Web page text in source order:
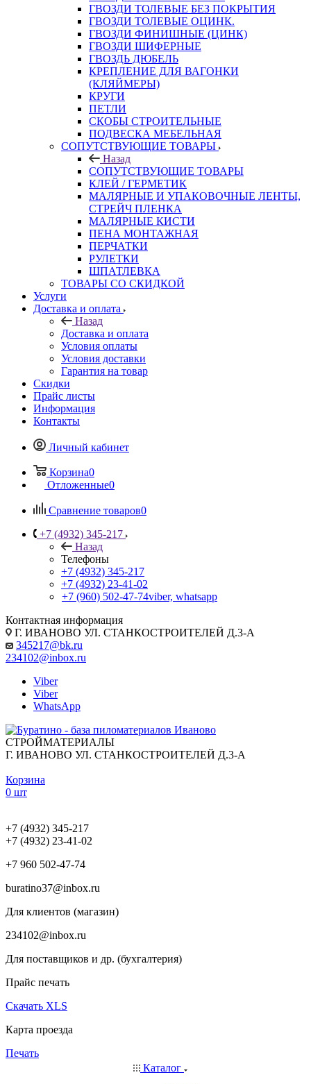
ГВОЗДИ ТОЛЕВЫЕ БЕЗ ПОКРЫТИЯ
ГВОЗДИ ТОЛЕВЫЕ ОЦИНК.
ГВОЗДИ ФИНИШНЫЕ (ЦИНК)
ГВОЗДИ ШИФЕРНЫЕ
ГВОЗДЬ ДЮБЕЛЬ
КРЕПЛЕНИЕ ДЛЯ ВАГОНКИ
(КЛЯЙМЕРЫ)
КРУГИ
ПЕТЛИ
СКОБЫ СТРОИТЕЛЬНЫЕ
ПОДВЕСКА МЕБЕЛЬНАЯ
СОПУТСТВУЮЩИЕ ТОВАРЫ
Назад
СОПУТСТВУЮЩИЕ ТОВАРЫ
КЛЕЙ / ГЕРМЕТИК
МАЛЯРНЫЕ И УПАКОВОЧНЫЕ ЛЕНТЫ,
СТРЕЙЧ ПЛЕНКА
МАЛЯРНЫЕ КИСТИ
ПЕНА МОНТАЖНАЯ
ПЕРЧАТКИ
РУЛЕТКИ
ШПАТЛЕВКА
ТОВАРЫ СО СКИДКОЙ
Услуги
Доставка и оплата
Назад
Доставка и оплата
Условия оплаты
Условия доставки
Гарантия на товар
Скидки
Прайс листы
Информация
Контакты
Личный кабинет
Корзина0
Отложенные0
Сравнение товаров0
+7 (4932) 345-217
Назад
Телефоны
+7 (4932) 345-217
+7 (4932) 23-41-02
+7 (960) 502-47-74viber, whatsapp
Контактная информация
Г. ИВАНОВО УЛ. СТАНКОСТРОИТЕЛЕЙ Д.3-А
345217@bk.ru
234102@inbox.ru
Viber
Viber
WhatsApp
СТРОЙМАТЕРИАЛЫ
Г. ИВАНОВО УЛ. СТАНКОСТРОИТЕЛЕЙ Д.3-А
Корзина
0 шт
+7 (4932) 345-217
+7 (4932) 23-41-02
+7 960 502-47-74
buratino37@inbox.ru
Для клиентов (магазин)
234102@inbox.ru
Для поставщиков и др. (бухгалтерия)
Прайс печать
Скачать XLS
Карта проезда
Печать
Каталог